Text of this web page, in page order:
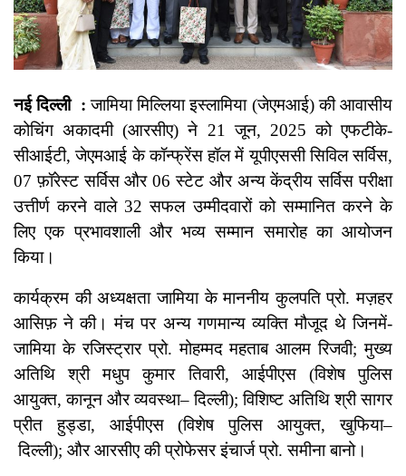
नई दिल्ली : जामिया मिल्लिया इस्लामिया (जेएमआई) की आवासीय
कोचिंग अकादमी (आरसीए) ने 21 जून, 2025 को एफटीके-
सीआईटी, जेएमआई के कॉन्फ्रेंस हॉल में यूपीएससी सिविल सर्विस,
07 फ़ॉरेस्ट सर्विस और 06 स्टेट और अन्य केंद्रीय सर्विस परीक्षा
उत्तीर्ण करने वाले 32 सफल उम्मीदवारों को सम्मानित करने के
लिए एक प्रभावशाली और भव्य सम्मान समारोह का आयोजन
किया।
कार्यक्रम की अध्यक्षता जामिया के माननीय कुलपति प्रो. मज़हर
आसिफ़ ने की। मंच पर अन्य गणमान्य व्यक्ति मौजूद थे जिनमें-
जामिया के रजिस्ट्रार प्रो. मोहम्मद महताब आलम रिजवी; मुख्य
अतिथि श्री मधुप कुमार तिवारी, आईपीएस (विशेष पुलिस
आयुक्त, कानून और व्यवस्था– दिल्ली); विशिष्ट अतिथि श्री सागर
प्रीत हुड्डा, आईपीएस (विशेष पुलिस आयुक्त, खुफिया–
दिल्ली); और आरसीए की प्रोफेसर इंचार्ज प्रो. समीना बानो।